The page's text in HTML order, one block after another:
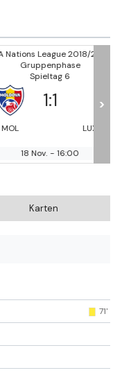
UEFA Nations League 2018/
Gruppenphase
Spieltag 6
18 Nov.
>
Karten
71'